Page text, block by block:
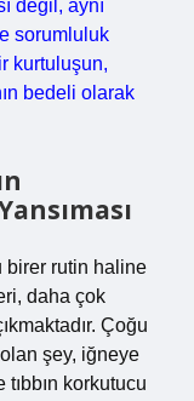
değil, aynı
sorumluluk
kurtuluşun,
bedeli olarak
birer rutin haline
daha çok
Çoğu
şey, iğneye
korkutucu